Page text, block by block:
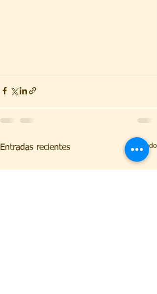
Entradas recientes Ver todo